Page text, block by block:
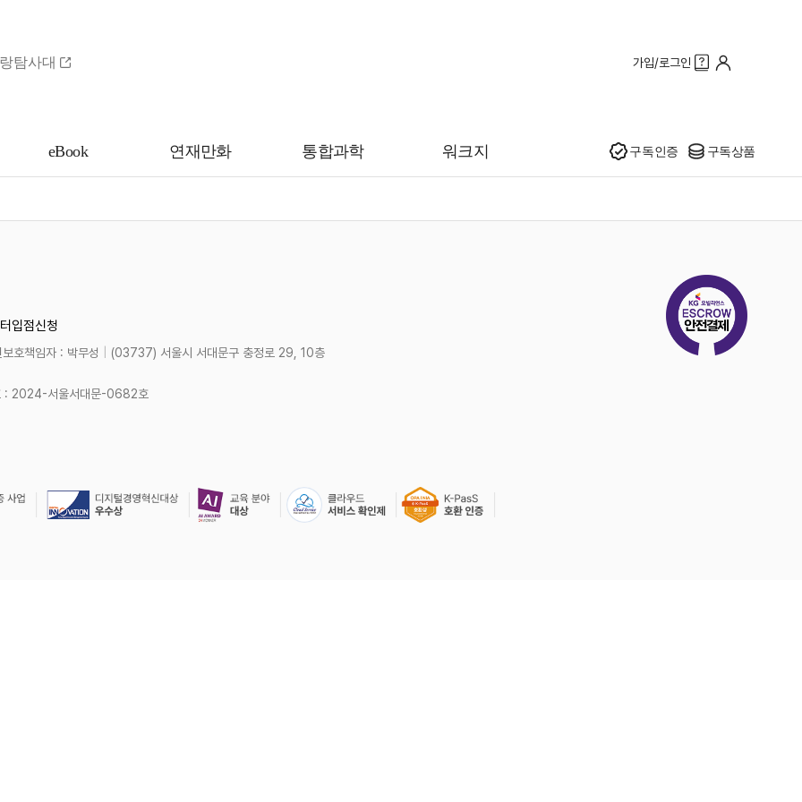
탐사대 가입/로그인
eBook 연재만화 통합과학 워크지 구독인증 구독상품
입점신청
호책임자 : 박무성 (03737) 서울시 서대문구 충정로 29, 10층
: 2024-서울서대문-0682호